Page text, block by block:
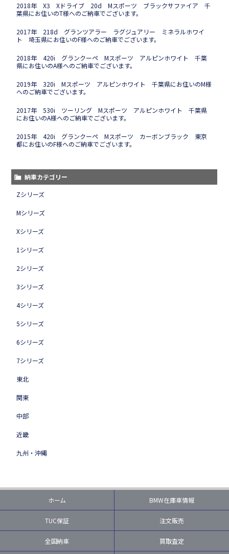
2018年 X3 Xドライブ 20d Mスポーツ ブラックサファイア 千
葉県にお住いのT様へのご納車でございます。
2017年 218d グランツアラー ラグジュアリー ミネラルホワイ
ト 埼玉県にお住いのF様へのご納車でございます。
2018年 420i グランクーペ Mスポーツ アルピンホワイト 千葉
県にお住いのA様へのご納車でございます。
2019年 320i Mスポーツ アルピンホワイト 千葉県にお住いのM様
へのご納車でございます。
2017年 530i ツーリング Mスポーツ アルピンホワイト 千葉県
にお住いのA様へのご納車でございます。
2015年 420i グランクーペ Mスポーツ カーボンブラック 東京
都にお住いのF様へのご納車でございます。
納車カテゴリー
Zシリーズ
Mシリーズ
Xシリーズ
1シリーズ
2シリーズ
3シリーズ
4シリーズ
5シリーズ
6シリーズ
7シリーズ
東北
関東
中部
近畿
九州・沖縄
ホーム BMW在庫車情報
TUC保証 注文販売
全国納車 買取査定